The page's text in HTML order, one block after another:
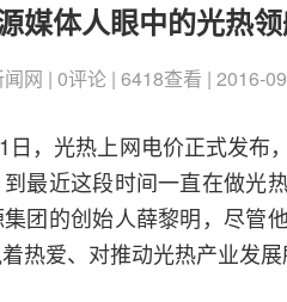
媒体人眼中的光热
网 | 0评论 | 6418查看 | 2016-
，光热上网电价正式发布
最近这段时间一直在做光
团的创始人薛黎明，尽管
热爱、对推动光热产业发